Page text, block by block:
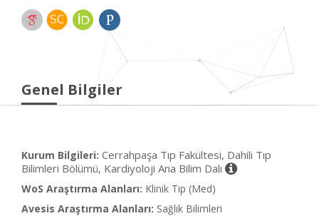
Genel Bilgiler
Kurum Bilgileri: Cerrahpaşa Tıp Fakültesi, Dahili Tıp
Bilimleri Bölümü, Kardiyoloji Ana Bilim Dalı
WoS Araştırma Alanları: Klinik Tıp (Med)
Avesis Araştırma Alanları: Sağlık Bilimleri